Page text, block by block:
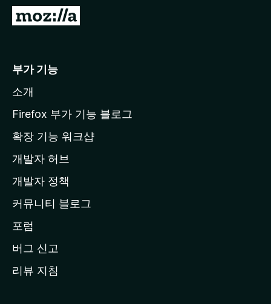
4
.
M
l
a
페
이
지
이
동
부가 기능
소개
Firefox 부가 기능 블로그
확장 기능 워크샵
개발자 허브
개발자 정책
커뮤니티 블로그
포럼
버그 신고
리뷰 지침